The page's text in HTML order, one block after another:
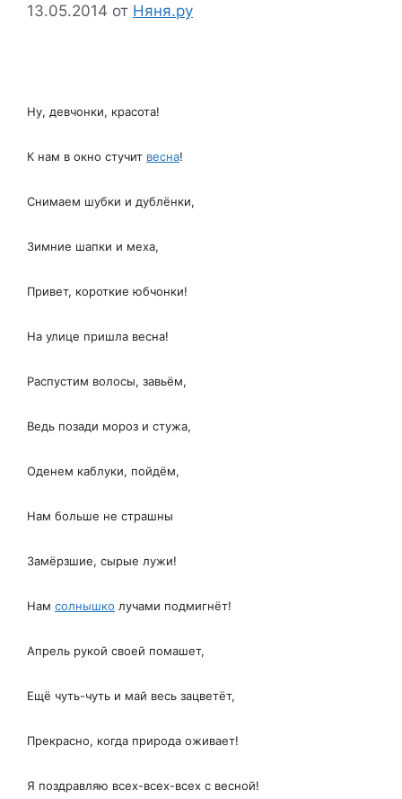
13.05.2014 от Няня.ру
Ну, девчонки, красота!
К нам в окно стучит весна!
Снимаем шубки и дублёнки,
Зимние шапки и меха,
Привет, короткие юбчонки!
На улице пришла весна!
Распустим волосы, завьём,
Ведь позади мороз и стужа,
Оденем каблуки, пойдём,
Нам больше не страшны
Замёрзшие, сырые лужи!
Нам солнышко лучами подмигнёт!
Апрель рукой своей помашет,
Ещё чуть-чуть и май весь зацветёт,
Прекрасно, когда природа оживает!
Я поздравляю всех-всех-всех с весной!